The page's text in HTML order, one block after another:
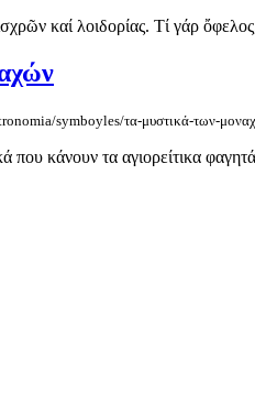
καί λοιδορίας. Τί γάρ
symboyles/τα-μυστικά-των-
που κάνουν τα αγιορείτικα